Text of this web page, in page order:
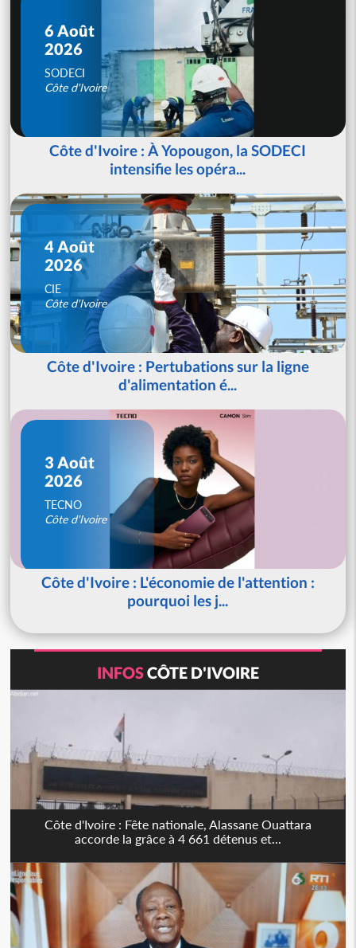
6 Août
2026
SODECI
Côte d'Ivoire
Côte d'Ivoire : À Yopougon, la SODECI
intensifie les opéra...
4 Août
2026
CIE
Côte d'Ivoire
Côte d'Ivoire : Pertubations sur la ligne
d'alimentation é...
3 Août
2026
TECNO
Côte d'Ivoire
Côte d'Ivoire : L'économie de l'attention :
pourquoi les j...
INFOSCÔTE D'IVOIRE
Côte d'Ivoire : Fête nationale, Alassane Ouattara
accorde la grâce à 4 661 détenus et...